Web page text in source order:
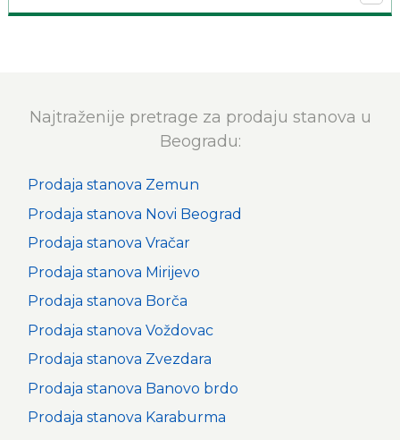
Najtraženije pretrage za prodaju stanova u
Beogradu:
Prodaja stanova Zemun
Prodaja stanova Novi Beograd
Prodaja stanova Vračar
Prodaja stanova Mirijevo
Prodaja stanova Borča
Prodaja stanova Voždovac
Prodaja stanova Zvezdara
Prodaja stanova Banovo brdo
Prodaja stanova Karaburma